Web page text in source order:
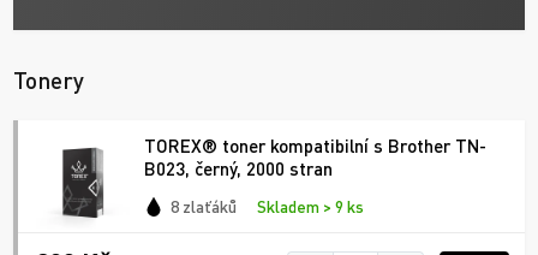
Tonery
TOREX® toner kompatibilní s Brother TN-
B023, černý, 2000 stran
8 zlaťáků Skladem > 9 ks